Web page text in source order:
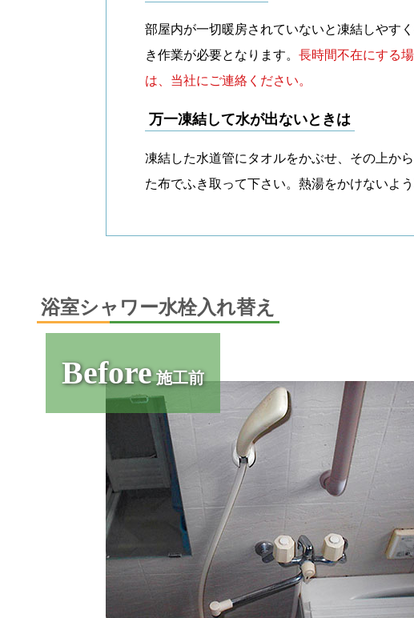
部屋内が一切暖房されていないと凍結しやす
き作業が必要となります。 長時間不在にする
は、当社にご連絡ください。
万一凍結して水が出ないときは
凍結した水道管にタオルをかぶせ、その上か
た布でふき取って下さい。熱湯をかけないよ
浴室シャワー水栓入れ替え
Before 施工前